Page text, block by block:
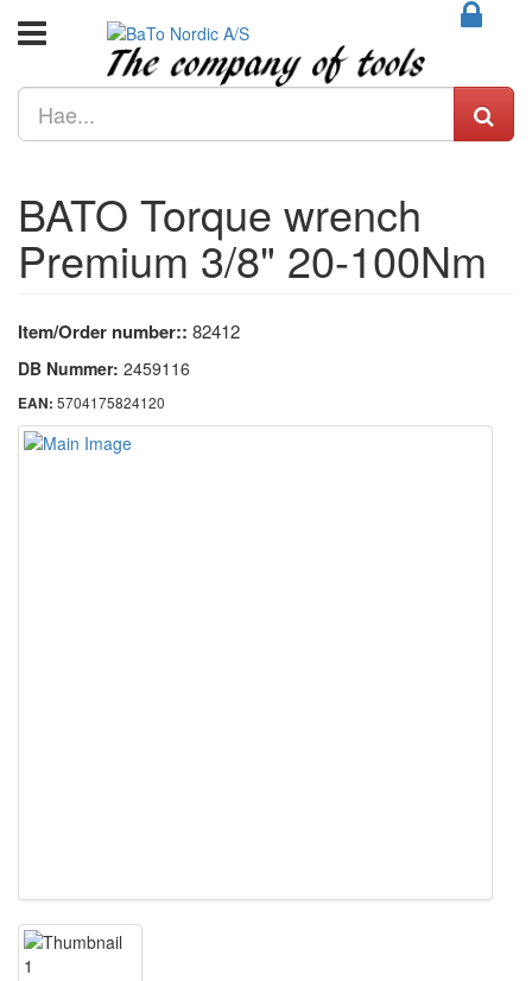
BATO Torque wrench
Premium 3/8" 20-100Nm
Item/Order number:: 82412
DB Nummer: 2459116
EAN: 5704175824120